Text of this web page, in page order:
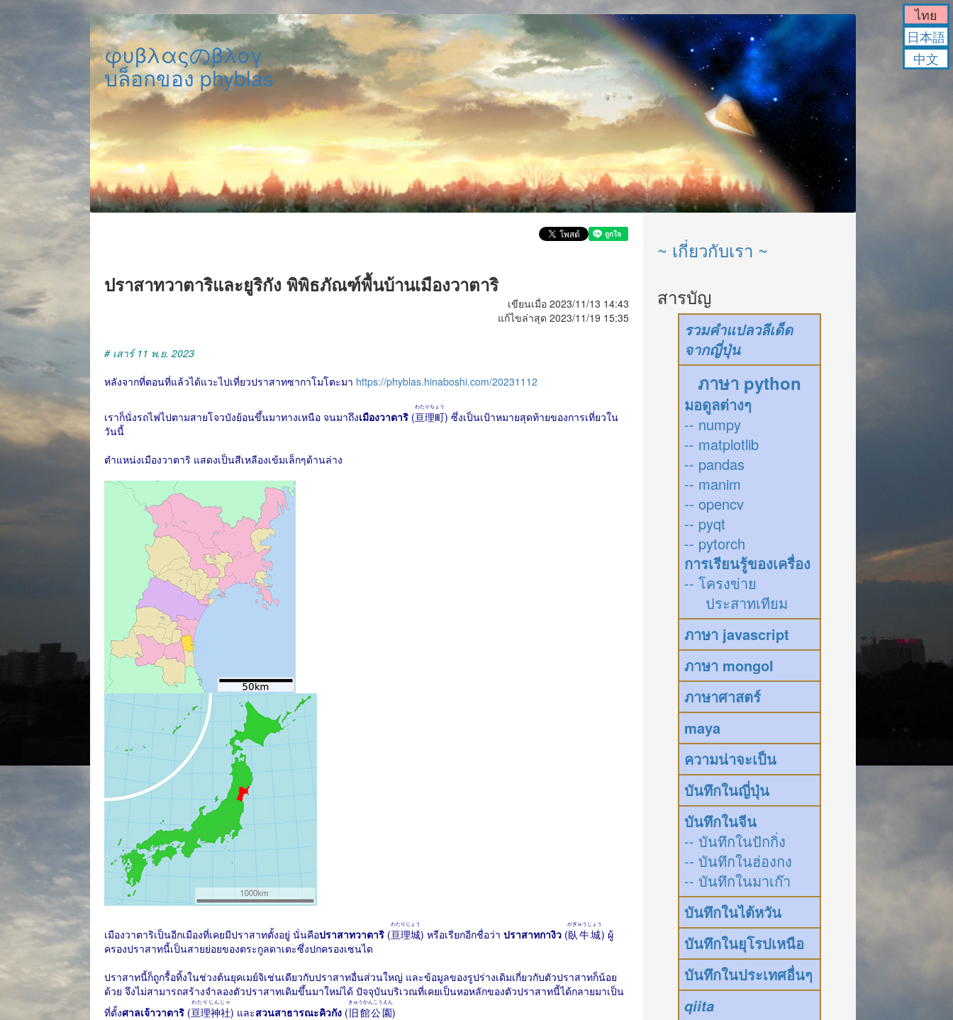
φυβλαςのβλογ
บล็อกของ phyblas
ปราสาทวาตาริและยูริกัง พิพิธภัณฑ์พื้นบ้านเมืองวาตาริ
เขียนเมื่อ 2023/11/13 14:43
แก้ไขล่าสุด 2023/11/19 15:35
# เสาร์ 11 พ.ย. 2023
หลังจากที่ตอนที่แล้วได้แวะไปเที่ยวปราสาทซากาโมโตะมา https://phyblas.hinaboshi.com/20231112
เราก็นั่งรถไฟไปตามสายโจวบังย้อนขึ้นมาทางเหนือ จนมาถึงเมืองวาตาริ (亘理町
わたりちょう
) ซึ่งเป็นเป้าหมายสุดท้ายของการเที่ยวใน
วันนี้
ตำแหน่งเมืองวาตาริ แสดงเป็นสีเหลืองเข้มเล็กๆด้านล่าง
เมืองวาตาริเป็นอีกเมืองที่เคยมีปราสาทตั้งอยู่ นั่นคือปราสาทวาตาริ (亘理城
わたりじょう
) หรือเรียกอีกชื่อว่า ปราสาทกางิว (臥牛城
がぎゅうじょう
) ผู้
ครองปราสาทนี้เป็นสายย่อยของตระกูลดาเตะซึ่งปกครองเซนได
ปราสาทนี้ก็ถูกรื้อทิ้งในช่วงต้นยุคเมย์จิเช่นเดียวกับปราสาทอื่นส่วนใหญ่ และข้อมูลของรูปร่างเดิมเกี่ยวกับตัวปราสาทก็น้อย
ด้วย จึงไม่สามารถสร้างจำลองตัวปราสาทเดิมขึ้นมาใหม่ได้ ปัจจุบันบริเวณที่เคยเป็นหอหลักของตัวปราสาทนี้ได้กลายมาเป็น
ที่ตั้งศาลเจ้าวาตาริ (亘理神社
わたりじんじゃ
) และสวนสาธารณะคิวกัง (旧館公園
きゅうかんこうえん
)
~ เกี่ยวกับเรา ~
สารบัญ
รวมคำแปลวลีเด็ด
จากญี่ปุ่น
ภาษา python
มอดูลต่างๆ
-- numpy
-- matplotlib
-- pandas
-- manim
-- opencv
-- pyqt
-- pytorch
การเรียนรู้ของเครื่อง
-- โครงข่าย
ประสาทเทียม
ภาษา javascript
ภาษา mongol
ภาษาศาสตร์
maya
ความน่าจะเป็น
บันทึกในญี่ปุ่น
บันทึกในจีน
-- บันทึกในปักกิ่ง
-- บันทึกในฮ่องกง
-- บันทึกในมาเก๊า
บันทึกในไต้หวัน
บันทึกในยุโรปเหนือ
บันทึกในประเทศอื่นๆ
qiita
ไทย
日本語
中文